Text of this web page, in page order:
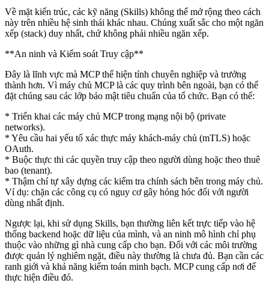
Về mặt kiến trúc, các kỹ năng (Skills) không thể mở rộng theo cách
này trên nhiều hệ sinh thái khác nhau. Chúng xuất sắc cho một ngăn
xếp (stack) duy nhất, chứ không phải nhiều ngăn xếp.
**An ninh và Kiểm soát Truy cập**
Đây là lĩnh vực mà MCP thể hiện tính chuyên nghiệp và trưởng
thành hơn. Vì máy chủ MCP là các quy trình bên ngoài, bạn có thể
đặt chúng sau các lớp bảo mật tiêu chuẩn của tổ chức. Bạn có thể:
* Triển khai các máy chủ MCP trong mạng nội bộ (private
networks).
* Yêu cầu hai yếu tố xác thực máy khách-máy chủ (mTLS) hoặc
OAuth.
* Buộc thực thi các quyền truy cập theo người dùng hoặc theo thuê
bao (tenant).
* Thậm chí tự xây dựng các kiểm tra chính sách bên trong máy chủ.
Ví dụ: chặn các công cụ có nguy cơ gây hỏng hóc đối với người
dùng nhất định.
Ngược lại, khi sử dụng Skills, bạn thường liên kết trực tiếp vào hệ
thống backend hoặc dữ liệu của mình, và an ninh mô hình chỉ phụ
thuộc vào những gì nhà cung cấp cho bạn. Đối với các môi trường
được quản lý nghiêm ngặt, điều này thường là chưa đủ. Bạn cần các
ranh giới và khả năng kiểm toán minh bạch. MCP cung cấp nơi để
thực hiện điều đó.